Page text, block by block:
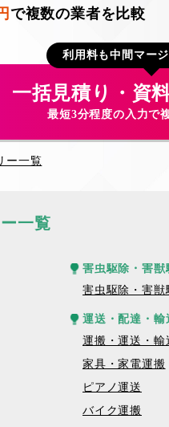
で複数の業者を比較
利用料も中間マー
一括見積り・資
最短3分程度の入力で
ー一覧
一覧
害虫駆除・害獣
害虫駆除・害獣
運送・配達・輸
運搬・運送・輸
家具・家電運搬
ピアノ運送
バイク運搬